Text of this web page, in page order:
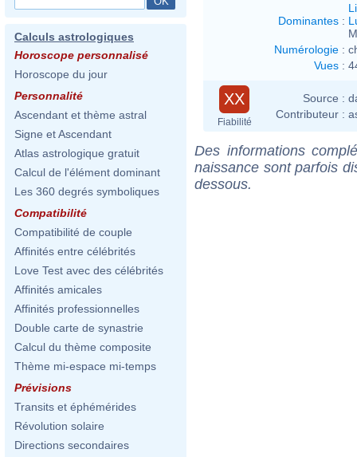
Calculs astrologiques
Horoscope personnalisé
Horoscope du jour
Personnalité
Ascendant et thème astral
Signe et Ascendant
Atlas astrologique gratuit
Calcul de l'élément dominant
Les 360 degrés symboliques
Compatibilité
Compatibilité de couple
Affinités entre célébrités
Love Test avec des célébrités
Affinités amicales
Affinités professionnelles
Double carte de synastrie
Calcul du thème composite
Thème mi-espace mi-temps
Prévisions
Transits et éphémérides
Révolution solaire
Directions secondaires
Dominantes :
Numérologie :
Vues :
XX
Fiabilité
Source :
Contributeur :
Des informations
naissance sont parfois
dessous.